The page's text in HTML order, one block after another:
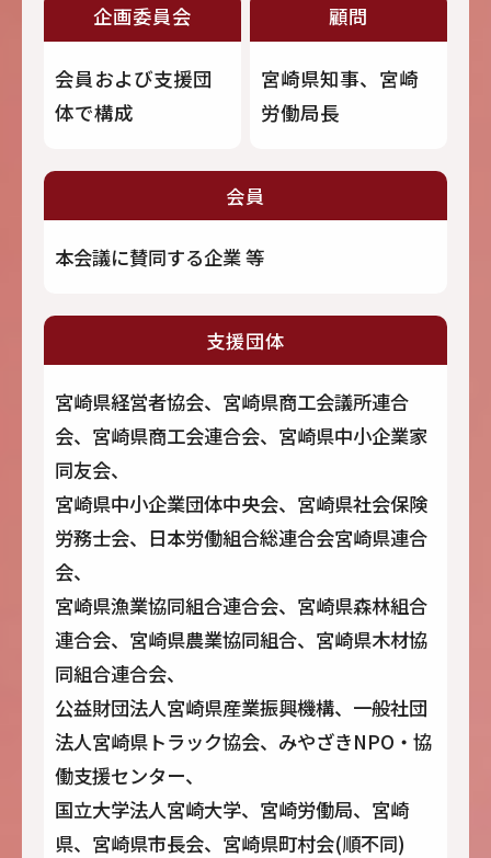
企画委員会
会員および支援団
体で構成
顧問
宮崎県知事、宮崎
労働局長
会員
本会議に賛同する企業 等
支援団体
宮崎県経営者協会、宮崎県商工会議所連合
会、宮崎県商工会連合会、宮崎県中小企業家
同友会、
宮崎県中小企業団体中央会、宮崎県社会保険
労務士会、日本労働組合総連合会宮崎県連合
会、
宮崎県漁業協同組合連合会、宮崎県森林組合
連合会、宮崎県農業協同組合、宮崎県木材協
同組合連合会、
公益財団法人宮崎県産業振興機構、一般社団
法人宮崎県トラック協会、みやざきNPO・協
働支援センター、
国立大学法人宮崎大学、宮崎労働局、宮崎
県、宮崎県市長会、宮崎県町村会(順不同)